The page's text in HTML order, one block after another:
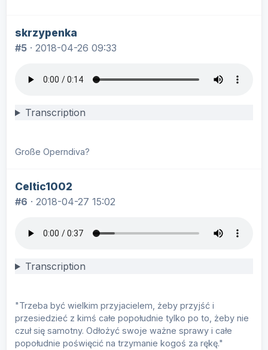
skrzypenka
#5 · 2018-04-26 09:33
Transcription
Große Operndiva?
Celtic1002
#6 · 2018-04-27 15:02
Transcription
"Trzeba być wielkim przyjacielem, żeby przyjść i
przesiedzieć z kimś całe popołudnie tylko po to, żeby nie
czuł się samotny. Odłożyć swoje ważne sprawy i całe
popołudnie poświęcić na trzymanie kogoś za rękę."